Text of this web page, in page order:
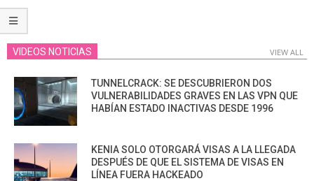
VIDEOS NOTICIAS VIEW ALL
TUNNELCRACK: SE DESCUBRIERON DOS
VULNERABILIDADES GRAVES EN LAS VPN QUE
HABÍAN ESTADO INACTIVAS DESDE 1996
KENIA SOLO OTORGARÁ VISAS A LA LLEGADA
DESPUÉS DE QUE EL SISTEMA DE VISAS EN
LÍNEA FUERA HACKEADO